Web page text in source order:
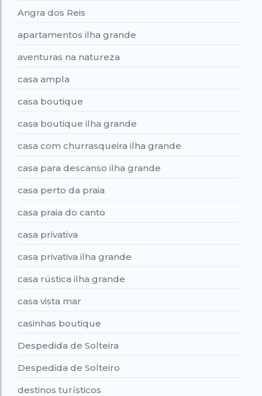
Angra dos Reis
apartamentos ilha grande
aventuras na natureza
casa ampla
casa boutique
casa boutique ilha grande
casa com churrasqueira ilha grande
casa para descanso ilha grande
casa perto da praia
casa praia do canto
casa privativa
casa privativa ilha grande
casa rústica ilha grande
casa vista mar
casinhas boutique
Despedida de Solteira
Despedida de Solteiro
destinos turísticos